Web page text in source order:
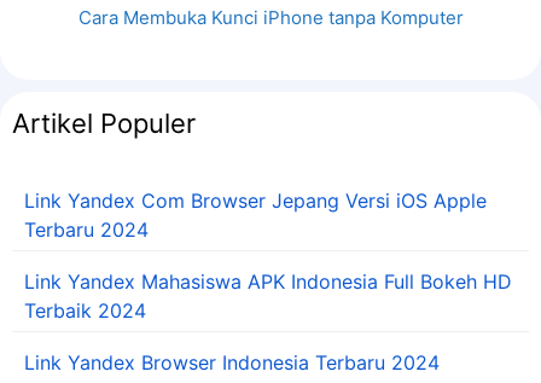
Cara Membuka Kunci iPhone tanpa Komputer
Artikel Populer
Link Yandex Com Browser Jepang Versi iOS Apple
Terbaru 2024
Link Yandex Mahasiswa APK Indonesia Full Bokeh HD
Terbaik 2024
Link Yandex Browser Indonesia Terbaru 2024